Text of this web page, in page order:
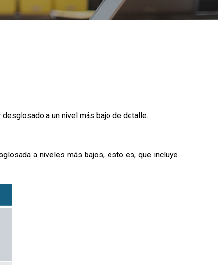
a un nivel más bajo de detalle.
a niveles más bajos, esto es, que incluye